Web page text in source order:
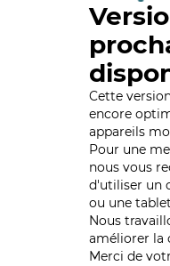
Cette
encore
appareils
Pour une
nous vous
d'utiliser un
ou une
Nous
améliorer la
Merci de